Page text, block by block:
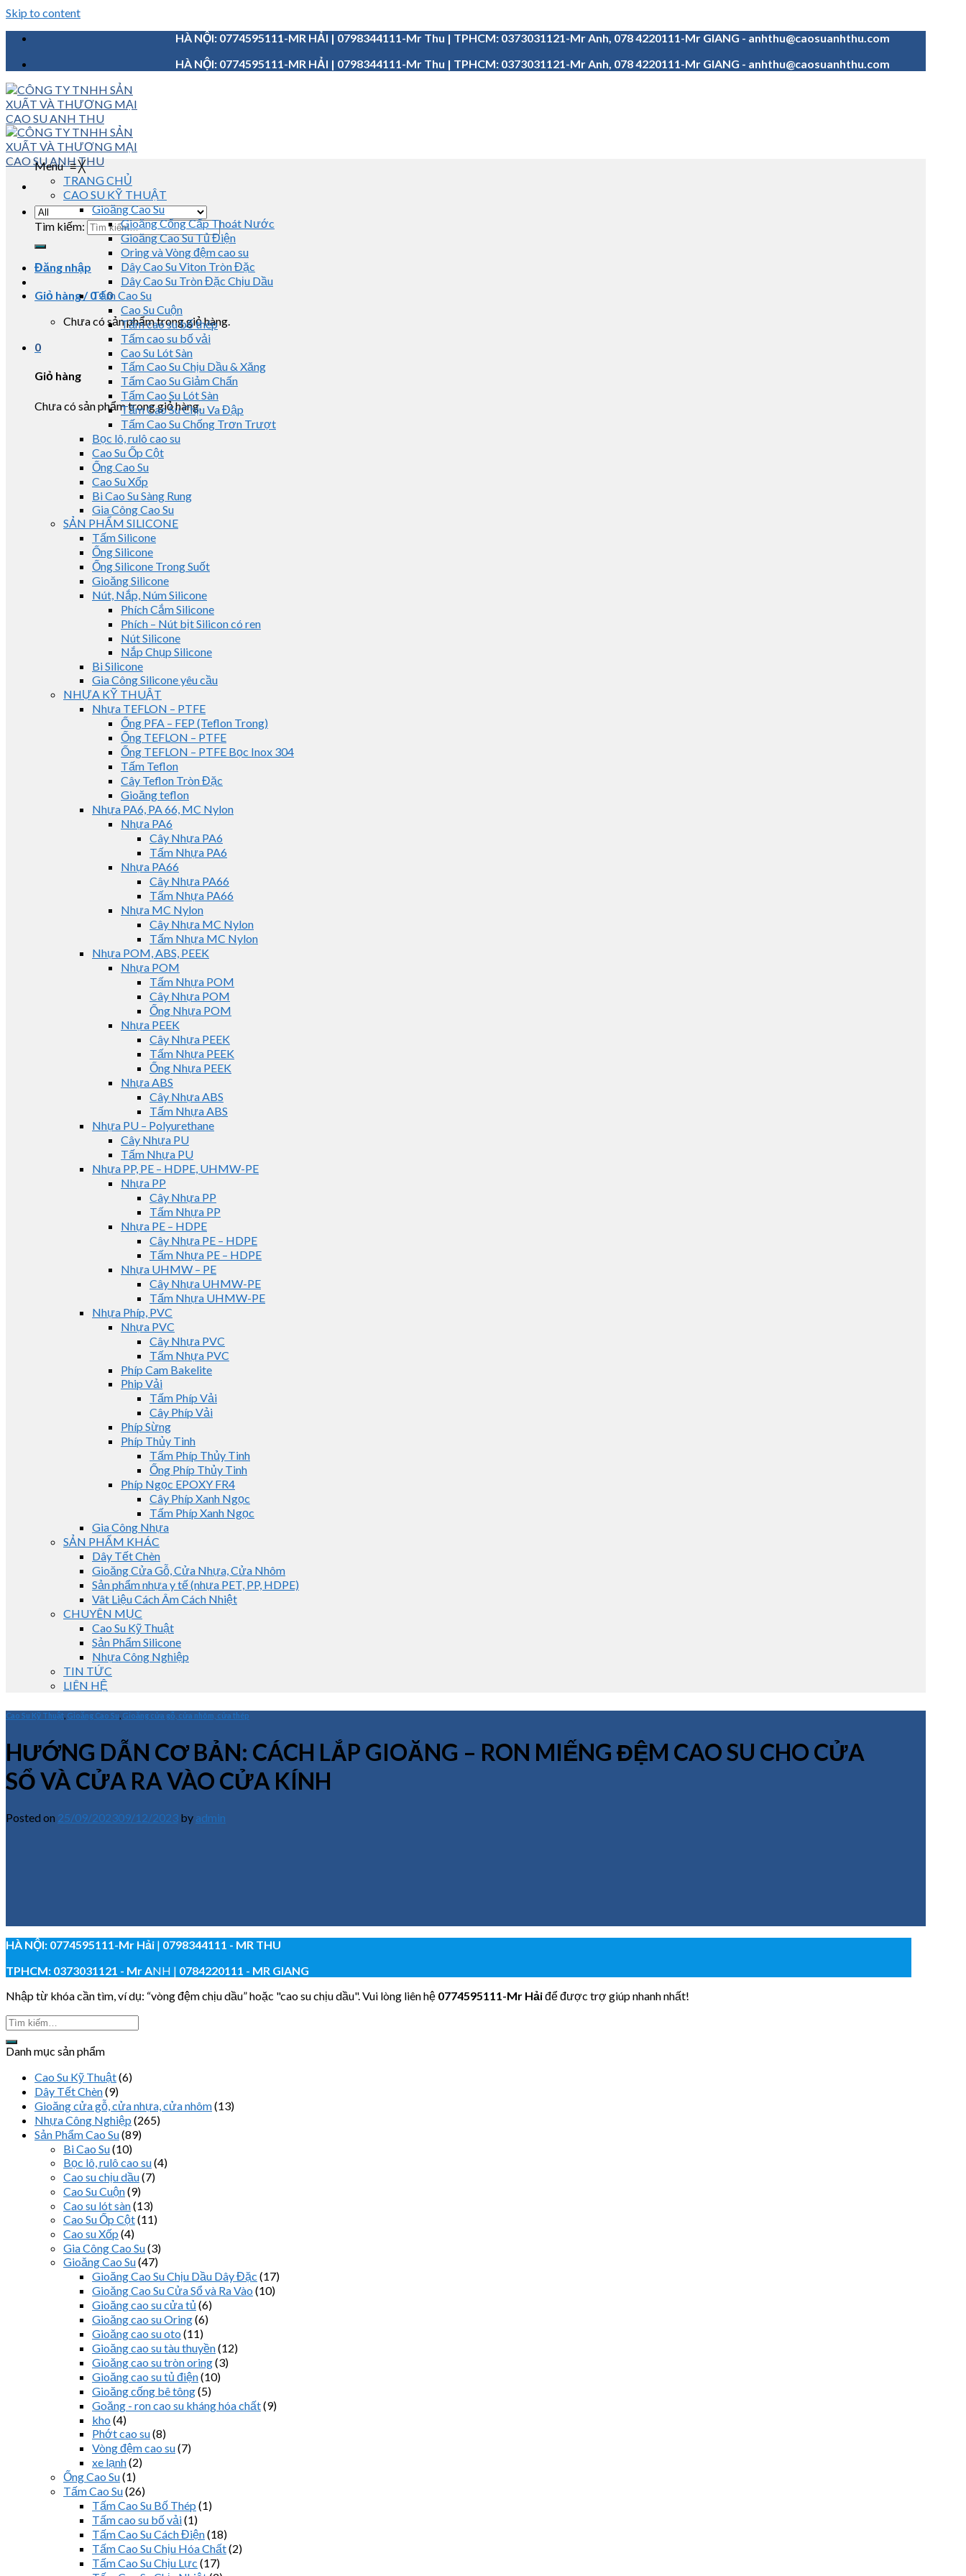
Skip to content
HÀ NỘI: 0774595111-MR HẢI | 0798344111-Mr Thu | TPHCM: 0373031121-Mr Anh, 078 4220111-Mr GIANG - anhthu@caosuanhthu.com
HÀ NỘI: 0774595111-MR HẢI | 0798344111-Mr Thu | TPHCM: 0373031121-Mr Anh, 078 4220111-Mr GIANG - anhthu@caosuanhthu.com
Tìm kiếm:
Đăng nhập
Giỏ hàng /0₫0
Chưa có sản phẩm trong giỏ hàng.
0
Giỏ hàng
Chưa có sản phẩm trong giỏ hàng.
Menu≡╳
TRANG CHỦ
CAO SU KỸ THUẬT
Gioăng Cao Su
Gioăng Cống Cấp Thoát Nước
Gioăng Cao Su Tủ Điện
Oring và Vòng đệm cao su
Dây Cao Su Viton Tròn Đặc
Dây Cao Su Tròn Đặc Chịu Dầu
Tấm Cao Su
Cao Su Cuộn
Tấm cao su bố thép
Tấm cao su bố vải
Cao Su Lót Sàn
Tấm Cao Su Chịu Dầu & Xăng
Tấm Cao Su Giảm Chấn
Tấm Cao Su Lót Sàn
Tấm Cao Su Chịu Va Đập
Tấm Cao Su Chống Trơn Trượt
Bọc lô, rulô cao su
Cao Su Ốp Cột
Ống Cao Su
Cao Su Xốp
Bi Cao Su Sàng Rung
Gia Công Cao Su
SẢN PHẨM SILICONE
Tấm Silicone
Ống Silicone
Ống Silicone Trong Suốt
Gioăng Silicone
Nút, Nắp, Núm Silicone
Phích Cắm Silicone
Phích – Nút bịt Silicon có ren
Nút Silicone
Nắp Chụp Silicone
Bi Silicone
Gia Công Silicone yêu cầu
NHỰA KỸ THUẬT
Nhựa TEFLON – PTFE
Ống PFA – FEP (Teflon Trong)
Ống TEFLON – PTFE
Ống TEFLON – PTFE Bọc Inox 304
Tấm Teflon
Cây Teflon Tròn Đặc
Gioăng teflon
Nhựa PA6, PA 66, MC Nylon
Nhựa PA6
Cây Nhựa PA6
Tấm Nhựa PA6
Nhựa PA66
Cây Nhựa PA66
Tấm Nhựa PA66
Nhựa MC Nylon
Cây Nhựa MC Nylon
Tấm Nhựa MC Nylon
Nhựa POM, ABS, PEEK
Nhựa POM
Tấm Nhựa POM
Cây Nhựa POM
Ống Nhựa POM
Nhựa PEEK
Cây Nhựa PEEK
Tấm Nhựa PEEK
Ống Nhựa PEEK
Nhựa ABS
Cây Nhựa ABS
Tấm Nhựa ABS
Nhựa PU – Polyurethane
Cây Nhựa PU
Tấm Nhựa PU
Nhựa PP, PE – HDPE, UHMW-PE
Nhựa PP
Cây Nhựa PP
Tấm Nhựa PP
Nhựa PE – HDPE
Cây Nhựa PE – HDPE
Tấm Nhựa PE – HDPE
Nhựa UHMW – PE
Cây Nhựa UHMW-PE
Tấm Nhựa UHMW-PE
Nhựa Phíp, PVC
Nhựa PVC
Cây Nhựa PVC
Tấm Nhựa PVC
Phíp Cam Bakelite
Phip Vải
Tấm Phíp Vải
Cây Phíp Vải
Phíp Sừng
Phíp Thủy Tinh
Tấm Phíp Thủy Tinh
Ống Phíp Thủy Tinh
Phíp Ngọc EPOXY FR4
Cây Phíp Xanh Ngọc
Tấm Phíp Xanh Ngọc
Gia Công Nhựa
SẢN PHẨM KHÁC
Dây Tết Chèn
Gioăng Cửa Gỗ, Cửa Nhựa, Cửa Nhôm
Sản phẩm nhựa y tế (nhựa PET, PP, HDPE)
Vât Liệu Cách Âm Cách Nhiệt
CHUYÊN MỤC
Cao Su Kỹ Thuật
Sản Phẩm Silicone
Nhựa Công Nghiệp
TIN TỨC
LIÊN HỆ
Cao Su Kỹ Thuật Gioăng Cao Su Gioăng cửa gỗ, cửa nhôm, cửa thép
HƯỚNG DẪN CƠ BẢN: CÁCH LẮP GIOĂNG – RON MIẾNG ĐỆM CAO SU CHO CỬA
SỔ VÀ CỬA RA VÀO CỬA KÍNH
Posted on 25/09/202309/12/2023 by admin
HÀ NỘI: 0774595111-Mr Hải | 0798344111 - MR THU
TPHCM: 0373031121 - Mr ANH | 0784220111 - MR GIANG
Nhập từ khóa cần tìm, ví dụ: “vòng đệm chịu dầu” hoặc "cao su chịu dầu". Vui lòng liên hệ 0774595111-Mr Hảiđể được trợ giúp nhanh nhất!
Danh mục sản phẩm
Cao Su Kỹ Thuật(6)
Dây Tết Chèn(9)
Gioăng cửa gỗ, cửa nhựa, cửa nhôm(13)
Nhựa Công Nghiệp (265)
Sản Phẩm Cao Su(89)
Bi Cao Su(10)
Bọc lô, rulô cao su(4)
Cao su chịu dầu(7)
Cao Su Cuộn(9)
Cao su lót sàn(13)
Cao Su Ốp Cột(11)
Cao su Xốp (4)
Gia Công Cao Su(3)
Gioăng Cao Su(47)
Gioăng Cao Su Chịu Dầu Dây Đặc (17)
Gioăng Cao Su Cửa Sổ và Ra Vào (10)
Gioăng cao su cửa tủ (6)
Gioăng cao su Oring(6)
Gioăng cao su oto (11)
Gioăng cao su tàu thuyền(12)
Gioăng cao su tròn oring(3)
Gioăng cao su tủ điện(10)
Gioăng cống bê tông(5)
Goăng - ron cao su kháng hóa chất(9)
kho (4)
Phớt cao su(8)
Vòng đệm cao su(7)
xe lạnh(2)
Ống Cao Su(1)
Tấm Cao Su(26)
Tấm Cao Su Bố Thép (1)
Tấm cao su bố vải(1)
Tấm Cao Su Cách Điện(18)
Tấm Cao Su Chịu Hóa Chất(2)
Tấm Cao Su Chịu Lực (17)